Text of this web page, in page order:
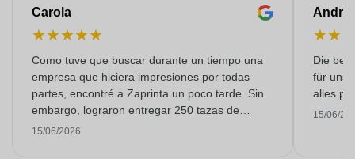
Carola
★★★★★
Como tuve que buscar durante un tiempo una
empresa que hiciera impresiones por todas
partes, encontré a Zaprinta un poco tarde. Sin
embargo, lograron entregar 250 tazas de
esmalte con una impresión excelente a tiempo.
15/06/2026
★★
Die
für
alles
15/06/